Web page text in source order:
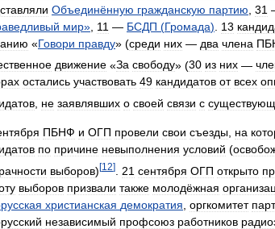
Объединённую гражданскую партию 31
мир» 11 — БСДП (Громада) 13
«Говори правду» (среди них — два члена
движение «За свободу» (30 из них —
остались участвовать 49 кандидатов от всех
не заявлявших о своей связи с
ПБНФ и ОГП провели свои съезды на
по причине невыполнения условий (
выборов)[12] 21 сентября ОГП открыто
выборов призвали также молодёжная
христианская демократия оргкомитет
независимый профсоюз работников